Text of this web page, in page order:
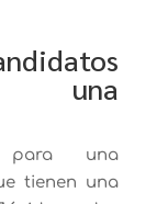
una
para una
tienen una